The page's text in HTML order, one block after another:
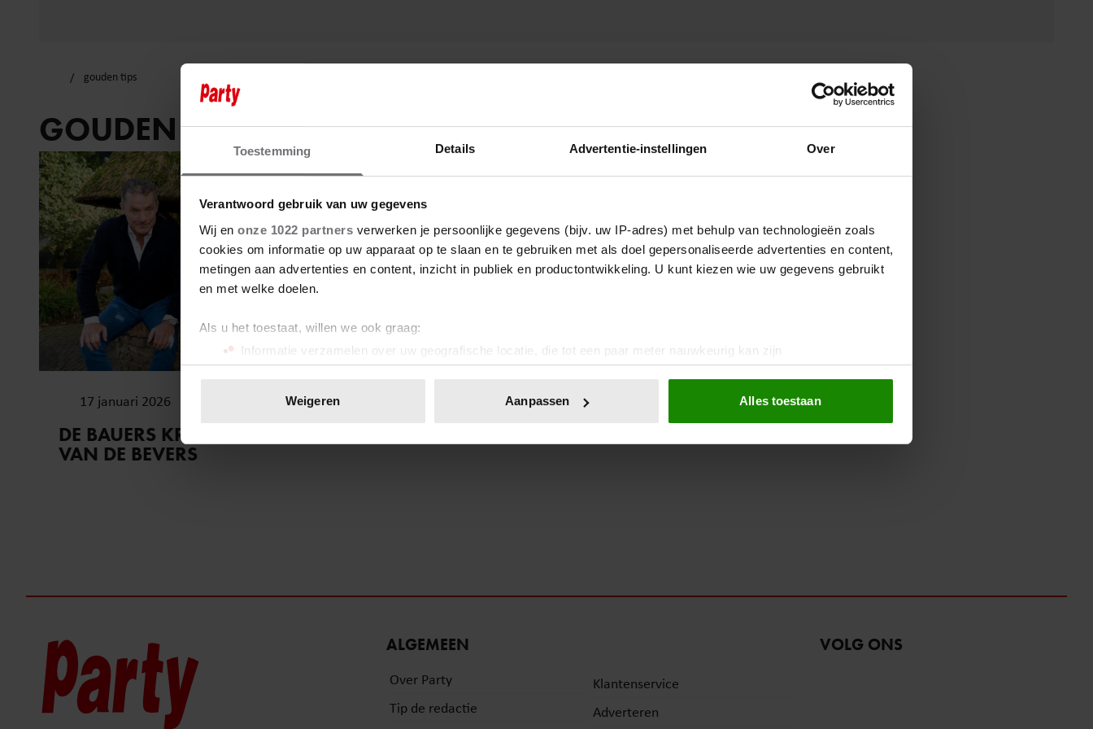
Toestemming Details Advertentie-instellingen Over
Verantwoord gebruik van uw gegevens
Wij en onze 1022 partners verwerken je persoonlijke gegevens (bijv. uw IP-adres) met behulp van technologieën zoals
cookies om informatie op uw apparaat op te slaan en te gebruiken met als doel gepersonaliseerde advertenties en content,
metingen aan advertenties en content, inzicht in publiek en productontwikkeling. U kunt kiezen wie uw gegevens gebruikt
en met welke doelen.
Als u het toestaat, willen we ook graag:
Informatie verzamelen over uw geografische locatie, die tot een paar meter nauwkeurig kan zijn
Uw apparaat identificeren door het actief te scannen op specifieke eigenschappen (fingerprinting)
toestemming op elk moment wijzigen of intrekken in de Cookieverklaring.
Weigeren Aanpassen Alles toestaan
gouden tips
GOUDEN TIPS
17 januari 2026
DE BAUERS KRIJGEN LIEFDESLES
VAN DE BEVERS
ALGEMEEN
Over Party
Tip de redactie
Klantenservice
Adverteren
VOLG ONS